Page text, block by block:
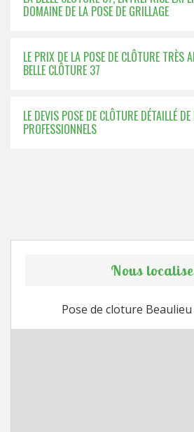
DOMAINE DE LA POSE DE GRILLAGE
LE PRIX DE LA POSE DE CLÔTURE TRÈS
BELLE CLÔTURE 37
LE DEVIS POSE DE CLÔTURE DÉTAILLÉ
PROFESSIONNELS
Nous
Pose de cloture